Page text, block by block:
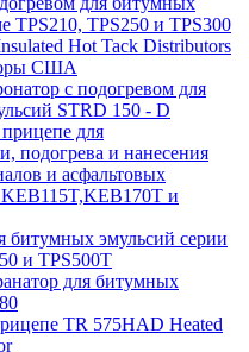
TPS210, TPS250 и TPS300
Hot Tack Distributors
США
с подогревом для
STRD 150 - D
для
подогрева и нанесения
и асфальтовых
и
битумных эмульсий серии
и TPS500T
для битумных
TR 575HAD Heated